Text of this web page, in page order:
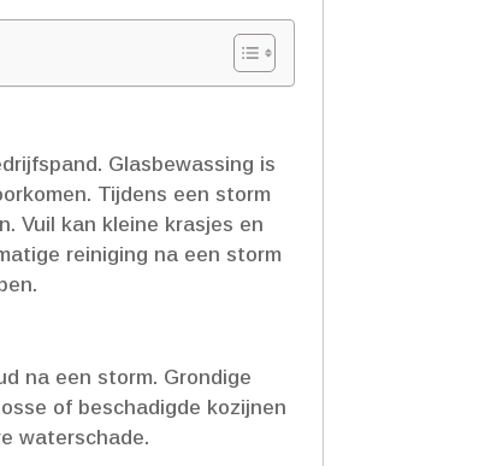
Glasbewassing is
Tijdens een storm
Vuil kan kleine krasjes en
reiniging na een storm
na een storm.​ Grondige
of beschadigde kozijnen
waterschade.​